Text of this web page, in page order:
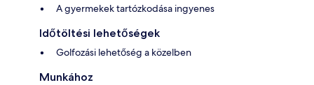
A gyermekek tartózkodása ingyenes
Időtöltési lehetőségek
Golfozási lehetőség a közelben
Munkához